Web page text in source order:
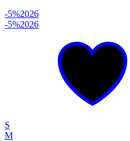
-5%2026
-5%2026
S
M